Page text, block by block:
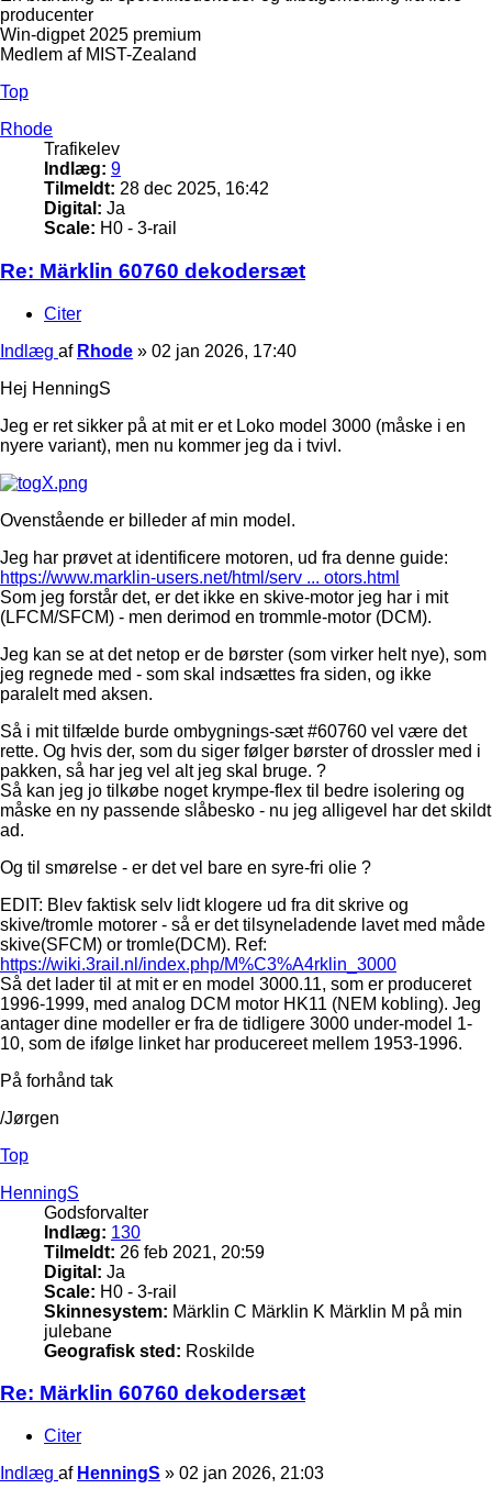
producenter
Win-digpet 2025 premium
Medlem af MIST-Zealand
Top
Rhode
Trafikelev
Indlæg: 9
Tilmeldt: 28 dec 2025, 16:42
Digital: Ja
Scale: H0 - 3-rail
Re: Märklin 60760 dekodersæt
Citer
Indlæg af Rhode » 02 jan 2026, 17:40
Hej HenningS
Jeg er ret sikker på at mit er et Loko model 3000 (måske i en
nyere variant), men nu kommer jeg da i tvivl.
Ovenstående er billeder af min model.
Jeg har prøvet at identificere motoren, ud fra denne guide:
https://www.marklin-users.net/html/serv ... otors.html
Som jeg forstår det, er det ikke en skive-motor jeg har i mit
(LFCM/SFCM) - men derimod en trommle-motor (DCM).
Jeg kan se at det netop er de børster (som virker helt nye), som
jeg regnede med - som skal indsættes fra siden, og ikke
paralelt med aksen.
Så i mit tilfælde burde ombygnings-sæt #60760 vel være det
rette. Og hvis der, som du siger følger børster of drossler med i
pakken, så har jeg vel alt jeg skal bruge. ?
Så kan jeg jo tilkøbe noget krympe-flex til bedre isolering og
måske en ny passende slåbesko - nu jeg alligevel har det skildt
ad.
Og til smørelse - er det vel bare en syre-fri olie ?
EDIT: Blev faktisk selv lidt klogere ud fra dit skrive og
skive/tromle motorer - så er det tilsyneladende lavet med måde
skive(SFCM) or tromle(DCM). Ref:
https://wiki.3rail.nl/index.php/M%C3%A4rklin_3000
Så det lader til at mit er en model 3000.11, som er produceret
1996-1999, med analog DCM motor HK11 (NEM kobling). Jeg
antager dine modeller er fra de tidligere 3000 under-model 1-
10, som de ifølge linket har producereet mellem 1953-1996.
På forhånd tak
/Jørgen
Top
HenningS
Godsforvalter
Indlæg: 130
Tilmeldt: 26 feb 2021, 20:59
Digital: Ja
Scale: H0 - 3-rail
Skinnesystem: Märklin C Märklin K Märklin M på min
julebane
Geografisk sted: Roskilde
Re: Märklin 60760 dekodersæt
Citer
Indlæg af HenningS » 02 jan 2026, 21:03